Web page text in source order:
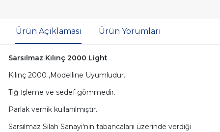
Ürün Açıklaması Ürün Yorumları
Sarsılmaz Kılınç 2000 Light
Kılınç 2000 ,Modelline Uyumludur.
Tiğ İşleme ve sedef gömmedir.
Parlak vernik kullanılmıştır.
Sarsılmaz Silah Sanayi'nin tabancalarıı üzerinde verdiği